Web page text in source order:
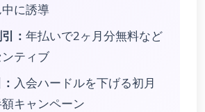
に誘導
： 年払いで2ヶ月分無料など
ティブ
入会ハードルを下げる初月
キャンペーン